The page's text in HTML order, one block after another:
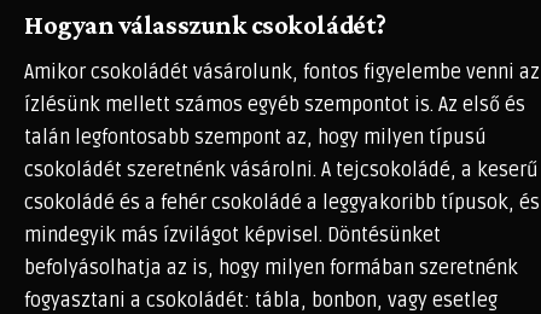
Hogyan válasszunk csokoládét?
Amikor csokoládét vásárolunk, fontos figyelembe venni az
ízlésünk mellett számos egyéb szempontot is. Az első és
talán legfontosabb szempont az, hogy milyen típusú
csokoládét szeretnénk vásárolni. A tejcsokoládé, a keserű
csokoládé és a fehér csokoládé a leggyakoribb típusok, és
mindegyik más ízvilágot képvisel. Döntésünket
befolyásolhatja az is, hogy milyen formában szeretnénk
fogyasztani a csokoládét: tábla, bonbon, vagy esetleg